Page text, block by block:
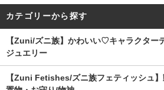
カテゴリーから探す
【Zuni/ズニ族】かわいい♡キャラクター
ジュエリー
【Zuni Fetishes/ズニ族フェティッシュ